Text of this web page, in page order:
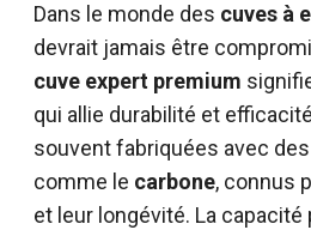
Dans le monde des cuves à
devrait jamais être
cuve expert premium
qui allie durabilité et
souvent fabriquées avec
comme le carbone, connus
et leur longévité. La capacité